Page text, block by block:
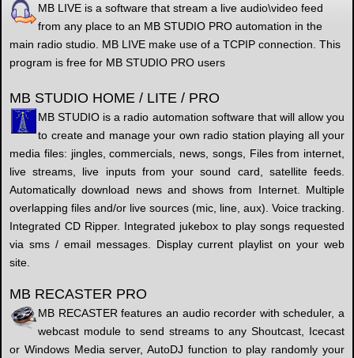
MB LIVE is a software that stream a live audio\video feed
from any place to an MB STUDIO PRO automation in the
main radio studio. MB LIVE make use of a TCPIP connection. This
program is free for MB STUDIO PRO users
MB STUDIO HOME / LITE / PRO
MB STUDIO is a radio automation software that will allow you
to create and manage your own radio station playing all your
media files: jingles, commercials, news, songs, Files from internet,
live streams, live inputs from your sound card, satellite feeds.
Automatically download news and shows from Internet. Multiple
overlapping files and/or live sources (mic, line, aux). Voice tracking.
Integrated CD Ripper. Integrated jukebox to play songs requested
via sms / email messages. Display current playlist on your web
site.
MB RECASTER PRO
MB RECASTER features an audio recorder with scheduler, a
webcast module to send streams to any Shoutcast, Icecast
or Windows Media server, AutoDJ function to play randomly your